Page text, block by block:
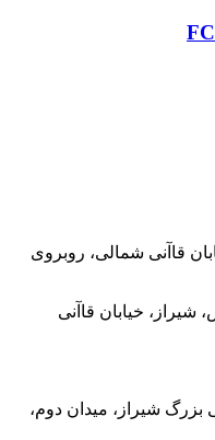
قاآنی شمالی، روبروی
شیراز، خیابان قاآنی
شیراز، میدان دوم،